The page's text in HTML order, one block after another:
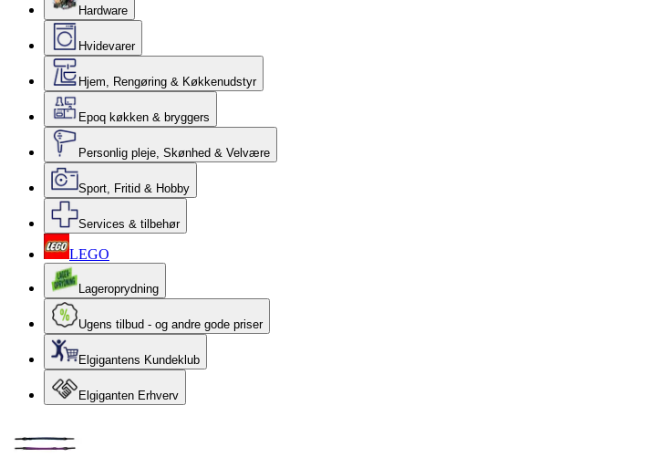
Hardware
Hvidevarer
Hjem, Rengøring & Køkkenudstyr
Epoq køkken & bryggers
Personlig pleje, Skønhed & Velvære
Sport, Fritid & Hobby
Services & tilbehør
LEGO
Lageroprydning
Ugens tilbud - og andre gode priser
Elgigantens Kundeklub
Elgiganten Erhverv